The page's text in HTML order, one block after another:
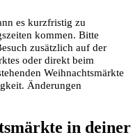
es kurzfristig zu
kommen. Bitte
zusätzlich auf der
oder direkt beim
Weihnachtsmärkte
Änderungen
in deiner